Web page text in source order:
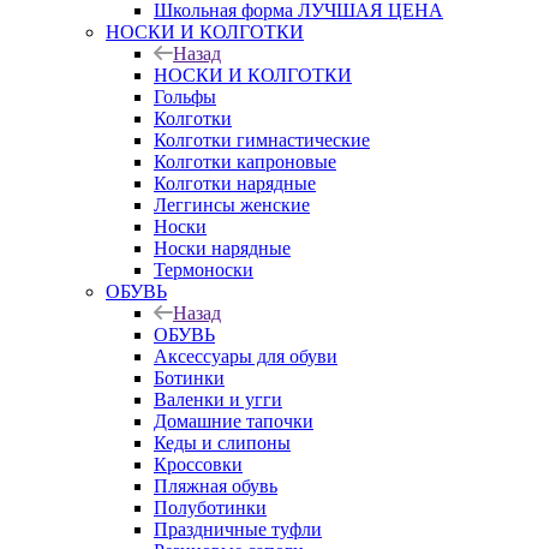
Школьная форма ЛУЧШАЯ ЦЕНА
НОСКИ И КОЛГОТКИ
Назад
НОСКИ И КОЛГОТКИ
Гольфы
Колготки
Колготки гимнастические
Колготки капроновые
Колготки нарядные
Леггинсы женские
Носки
Носки нарядные
Термоноски
ОБУВЬ
Назад
ОБУВЬ
Аксессуары для обуви
Ботинки
Валенки и угги
Домашние тапочки
Кеды и слипоны
Кроссовки
Пляжная обувь
Полуботинки
Праздничные туфли